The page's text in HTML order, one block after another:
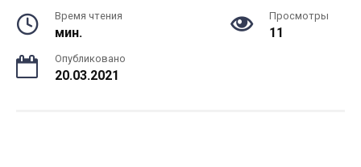
Время чтения
мин.
Просмотры
11
Опубликовано
20.03.2021